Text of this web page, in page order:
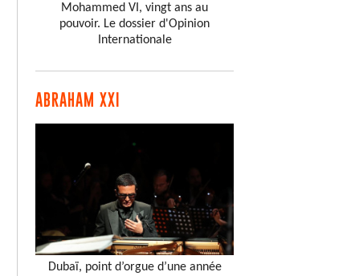
Mohammed VI, vingt ans au
pouvoir. Le dossier d'Opinion
Internationale
ABRAHAM XXI
Dubaï, point d’orgue d’une année